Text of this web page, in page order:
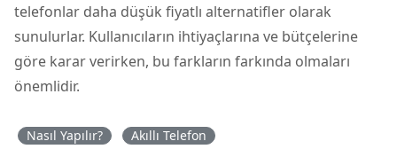
telefonlar daha düşük fiyatlı alternatifler olarak
sunulurlar. Kullanıcıların ihtiyaçlarına ve bütçelerine
göre karar verirken, bu farkların farkında olmaları
önemlidir.
Nasıl Yapılır? Akıllı Telefon